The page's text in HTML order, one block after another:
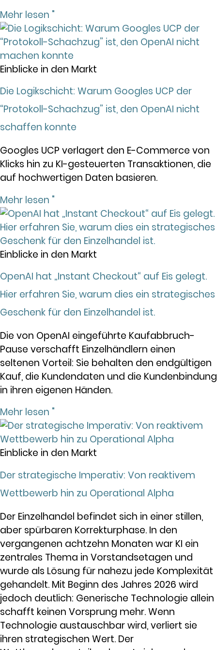
Mehr lesen "
Einblicke in den Markt
Die Logikschicht: Warum Googles UCP der
“Protokoll-Schachzug” ist, den OpenAI nicht
schaffen konnte
Googles UCP verlagert den E-Commerce von
Klicks hin zu KI-gesteuerten Transaktionen, die
auf hochwertigen Daten basieren.
Mehr lesen "
Einblicke in den Markt
OpenAI hat „Instant Checkout“ auf Eis gelegt.
Hier erfahren Sie, warum dies ein strategisches
Geschenk für den Einzelhandel ist.
Die von OpenAI eingeführte Kaufabbruch-
Pause verschafft Einzelhändlern einen
seltenen Vorteil: Sie behalten den endgültigen
Kauf, die Kundendaten und die Kundenbindung
in ihren eigenen Händen.
Mehr lesen "
Einblicke in den Markt
Der strategische Imperativ: Von reaktivem
Wettbewerb hin zu Operational Alpha
Der Einzelhandel befindet sich in einer stillen,
aber spürbaren Korrekturphase. In den
vergangenen achtzehn Monaten war KI ein
zentrales Thema in Vorstandsetagen und
wurde als Lösung für nahezu jede Komplexität
gehandelt. Mit Beginn des Jahres 2026 wird
jedoch deutlich: Generische Technologie allein
schafft keinen Vorsprung mehr. Wenn
Technologie austauschbar wird, verliert sie
ihren strategischen Wert. Der